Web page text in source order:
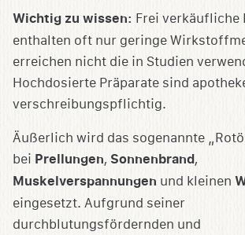
Wichtig zu wissen: Frei verkäufliche
enthalten oft nur geringe
erreichen nicht die in Studien
Hochdosierte Präparate sind
verschreibungspflichtig.
Äußerlich wird das sogenannte
bei Prellungen, Sonnenbrand,
Muskelverspannungen und kleinen
eingesetzt. Aufgrund seiner
durchblutungsfördernden und